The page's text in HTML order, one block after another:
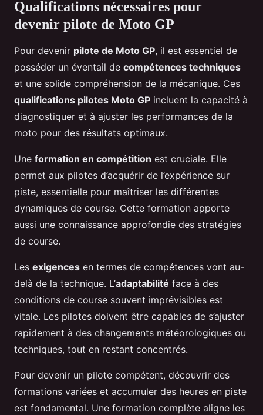
Qualifications nécessaires pour
devenir pilote de Moto GP
Pour devenir pilote de Moto GP, il est essentiel de
posséder un éventail de compétences techniques
et une solide compréhension de la mécanique. Ces
qualifications pilotes Moto GP incluent la capacité à
diagnostiquer et à ajuster les performances de la
moto pour des résultats optimaux.
Une formation en compétition est cruciale. Elle
permet aux pilotes d’acquérir de l’expérience sur
piste, essentielle pour maîtriser les différentes
dynamiques de course. Cette formation apporte
aussi une connaissance approfondie des stratégies
de course.
Les exigences en termes de compétences vont au-
delà de la technique. L’adaptabilité face à des
conditions de course souvent imprévisibles est
vitale. Les pilotes doivent être capables de s’ajuster
rapidement à des changements météorologiques ou
techniques, tout en restant concentrés.
Pour devenir un pilote compétent, découvrir des
formations variées et accumuler des heures en piste
est fondamental. Une formation complète aligne les